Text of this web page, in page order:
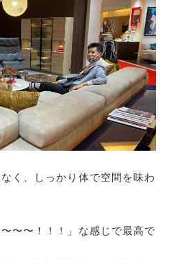
く、しっかり体で空間を味わ
〜〜！！！」な感じで最高で